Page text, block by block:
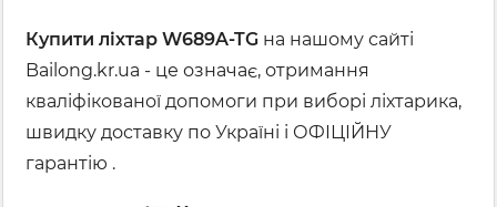
Купити ліхтар W689A-TG на нашому сайті
Bailong.kr.ua - це означає, отримання
кваліфікованої допомоги при виборі ліхтарика,
швидку доставку по Україні і ОФІЦІЙНУ
гарантію .